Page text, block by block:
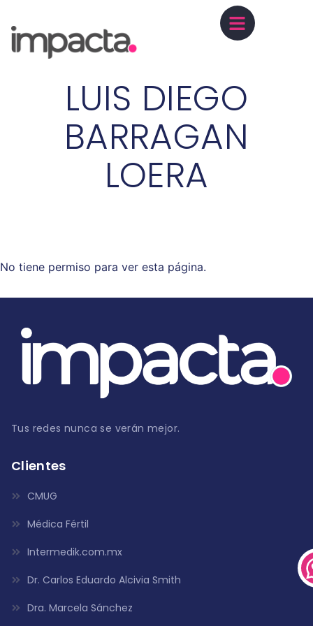
LUIS DIEGO
BARRAGAN
LOERA
No tiene permiso para ver esta página.
Tus redes nunca se verán mejor.
Clientes
CMUG
Médica Fértil
Intermedik.com.mx
Dr. Carlos Eduardo Alcivia Smith
Dra. Marcela Sánchez